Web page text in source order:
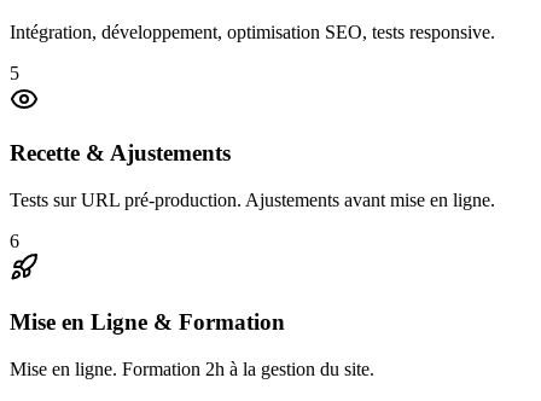
Intégration, développement, optimisation SEO, tests responsive.
5
Recette & Ajustements
Tests sur URL pré-production. Ajustements avant mise en ligne.
6
Mise en Ligne & Formation
Mise en ligne. Formation 2h à la gestion du site.